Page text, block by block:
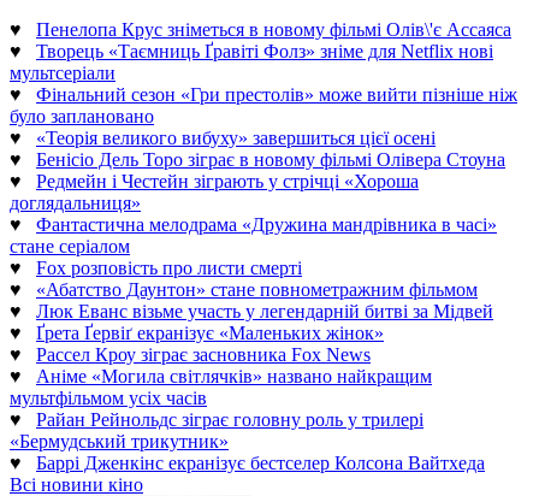
♥ Пенелопа Крус зніметься в новому фільмі Олів\'є Ассаяса
♥ Творець «Таємниць Ґравіті Фолз» зніме для Netflix нові
мультсеріали
♥ Фінальний сезон «Гри престолів» може вийти пізніше ніж
було заплановано
♥ «Теорія великого вибуху» завершиться цієї осені
♥ Бенісіо Дель Торо зіграє в новому фільмі Олівера Стоуна
♥ Редмейн і Честейн зіграють у стрічці «Хороша
доглядальниця»
♥ Фантастична мелодрама «Дружина мандрівника в часі»
стане серіалом
♥ Fox розповість про листи смерті
♥ «Абатство Даунтон» стане повнометражним фільмом
♥ Люк Еванс візьме участь у легендарній битві за Мідвей
♥ Ґрета Ґервіґ екранізує «Маленьких жінок»
♥ Рассел Кроу зіграє засновника Fox News
♥ Аніме «Могила світлячків» названо найкращим
мультфільмом усіх часів
♥ Райан Рейнольдс зіграє головну роль у трилері
«Бермудський трикутник»
♥ Баррі Дженкінс екранізує бестселер Колсона Вайтхеда
Всі новини кіно